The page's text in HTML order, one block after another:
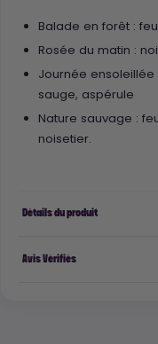
Balade en forêt :
Rosée du matin :
Journée
sauge, aspérule
Nature sauvage :
noisetier.
Détails du produit
Avis Vérifiés